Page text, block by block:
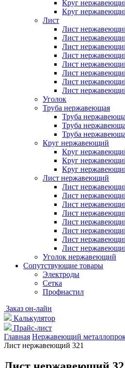
Круг
Круг
Лист
Лист
Лист
Лист
Лист
Лист
Лист
Лист
Лист
Уголок
Труба нержавеющая
Труба
Труба
Труба
Круг нержавеющий
Круг
Круг
Круг
Лист нержавеющий
Лист
Лист
Лист
Лист
Лист
Лист
Лист
Лист
Уголок нержавеющий
Cопутствующие товары
Электроды
Сетка
Профнастил
Заказ он-лайн
Калькулятор
Прайс-лист
Главная Нержавеющий
Лист нержавеющий 321